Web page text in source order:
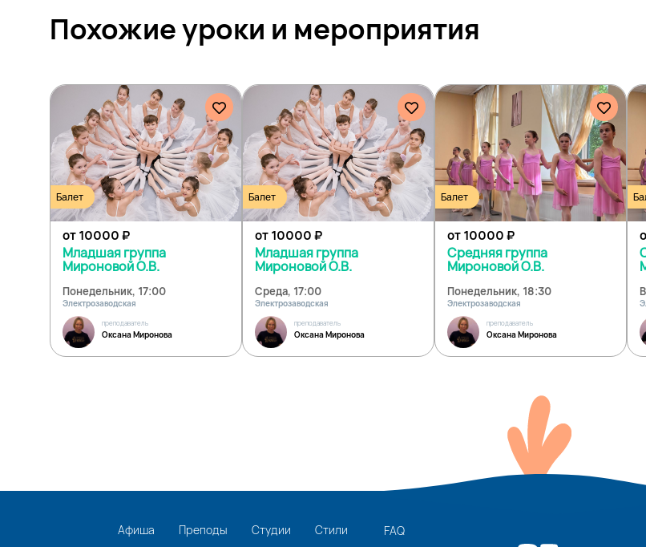
Похожие уроки и мероприятия
Балет
от 10000₽
Младшая группа
Мироновой О.В.
Понедельник, 17:00
Электрозаводская
преподаватель
Оксана Миронова
Балет
от 10000₽
Младшая группа
Мироновой О.В.
Среда, 17:00
Электрозаводская
преподаватель
Оксана Миронова
Балет
от 10000₽
Средняя группа
Мироновой О.В.
Понедельник, 18:30
Электрозаводская
преподаватель
Оксана Миронова
Афиша Преподы Студии Стили FAQ